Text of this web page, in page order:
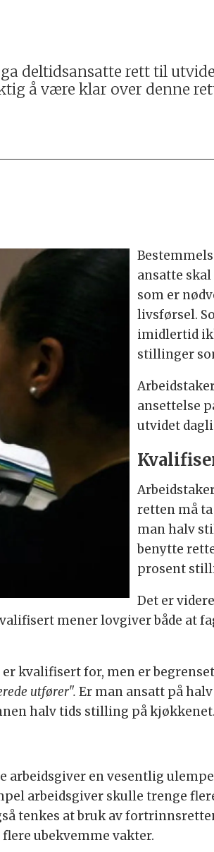
deltidsansatte rett til
å være klar over denne
ansatte
som er
livsførsel.
imidlertid
stillinger
ansettelse
utvidet
retten må
man halv
benytte
prosent
Det er
mener lovgiver både at
kvalifisert for, men er
utfører".Er man ansatt på
halv tids stilling på kjøkkenet.
en vesentlig
arbeidsgiver skulle trenge
tenkes at bruk av
ubekvemme vakter.